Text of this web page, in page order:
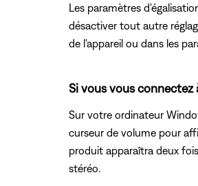
Les paramètres
désactiver tout autre
de l'appareil ou dans les
Si vous vous
Sur votre ordinateur
curseur de volume pour
produit apparaîtra deux
stéréo.